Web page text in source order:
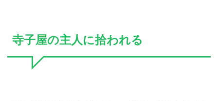
寺子屋の主人に拾われる